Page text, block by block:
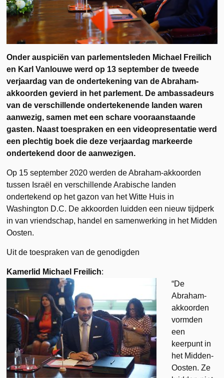
Onder auspiciën van parlementsleden Michael Freilich
en Karl Vanlouwe werd op 13 september de tweede
verjaardag van de ondertekening van de Abraham-
akkoorden gevierd in het parlement. De ambassadeurs
van de verschillende ondertekenende landen waren
aanwezig, samen met een schare vooraanstaande
gasten. Naast toespraken en een videopresentatie werd
een plechtig boek die deze verjaardag markeerde
ondertekend door de aanwezigen.
Op 15 september 2020 werden de Abraham-akkoorden
tussen Israël en verschillende Arabische landen
ondertekend op het gazon van het Witte Huis in
Washington D.C. De akkoorden luidden een nieuw tijdperk
in van vriendschap, handel en samenwerking in het Midden
Oosten.
Uit de toespraken van de genodigden
Kamerlid Michael Freilich:
“De
Abraham-
akkoorden
vormden
een
keerpunt in
het Midden-
Oosten. Ze